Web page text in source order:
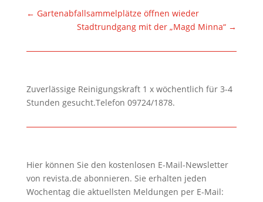
← Gartenabfallsammelplätze öffnen wieder
Stadtrundgang mit der „Magd Minna“ →
Zuverlässige Reinigungskraft 1 x wöchentlich für 3-4
Stunden gesucht.Telefon 09724/1878.
Hier können Sie den kostenlosen E-Mail-Newsletter
von revista.de abonnieren. Sie erhalten jeden
Wochentag die aktuellsten Meldungen per E-Mail: